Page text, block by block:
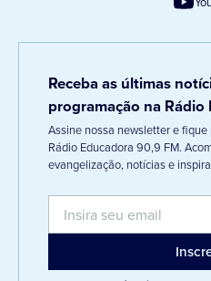
Receba as últimas
programação na Rádio
Assine nossa newsletter e
Rádio Educadora 90,9 FM.
evangelização, notícias e